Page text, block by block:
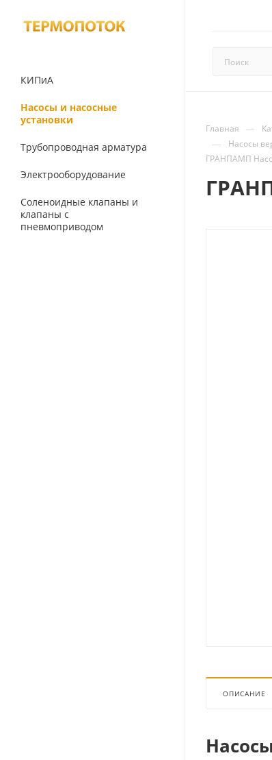
КИПиА
Насосы и насосные
установки
Трубопроводная арматура
Электрооборудование
Соленоидные клапаны и
клапаны с
пневмоприводом
Главная —
— Насосы
ГРАНПАМП
ОПИСАНИЕ